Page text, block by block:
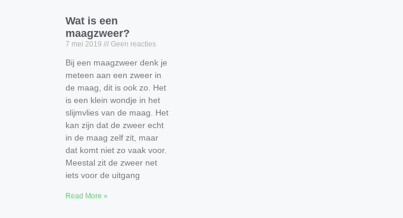
Wat is een
maagzweer?
7 mei 2019 Geen reacties
Bij een maagzweer denk je
meteen aan een zweer in
de maag, dit is ook zo. Het
is een klein wondje in het
slijmvlies van de maag. Het
kan zijn dat de zweer echt
in de maag zelf zit, maar
dat komt niet zo vaak voor.
Meestal zit de zweer net
iets voor de uitgang
Read More »